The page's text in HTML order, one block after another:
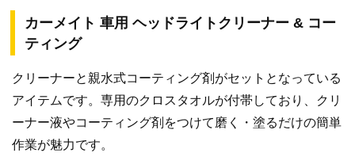
カーメイト 車用 ヘッドライトクリーナー & コー
ティング
クリーナーと親水式コーティング剤がセットとなっている
アイテムです。専用のクロスタオルが付帯しており、クリ
ーナー液やコーティング剤をつけて磨く・塗るだけの簡単
作業が魅力です。